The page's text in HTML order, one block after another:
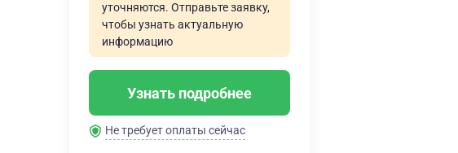
уточняются. Отправьте заявку,
чтобы узнать актуальную
информацию
Узнать подробнее
Не требует оплаты сейчас